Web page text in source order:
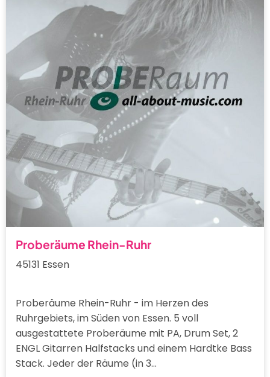
Proberäume Rhein-Ruhr
45131 Essen
Proberäume Rhein-Ruhr - im Herzen des
Ruhrgebiets, im Süden von Essen. 5 voll
ausgestattete Proberäume mit PA, Drum Set, 2
ENGL Gitarren Halfstacks und einem Hardtke Bass
Stack. Jeder der Räume (in 3…